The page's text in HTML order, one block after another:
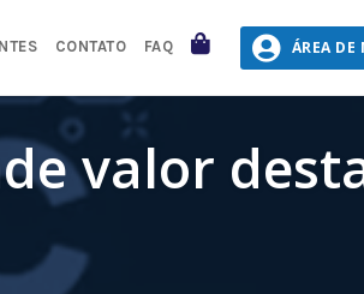
CONTATO FAQ CARRINHO ÁREA DE
valor